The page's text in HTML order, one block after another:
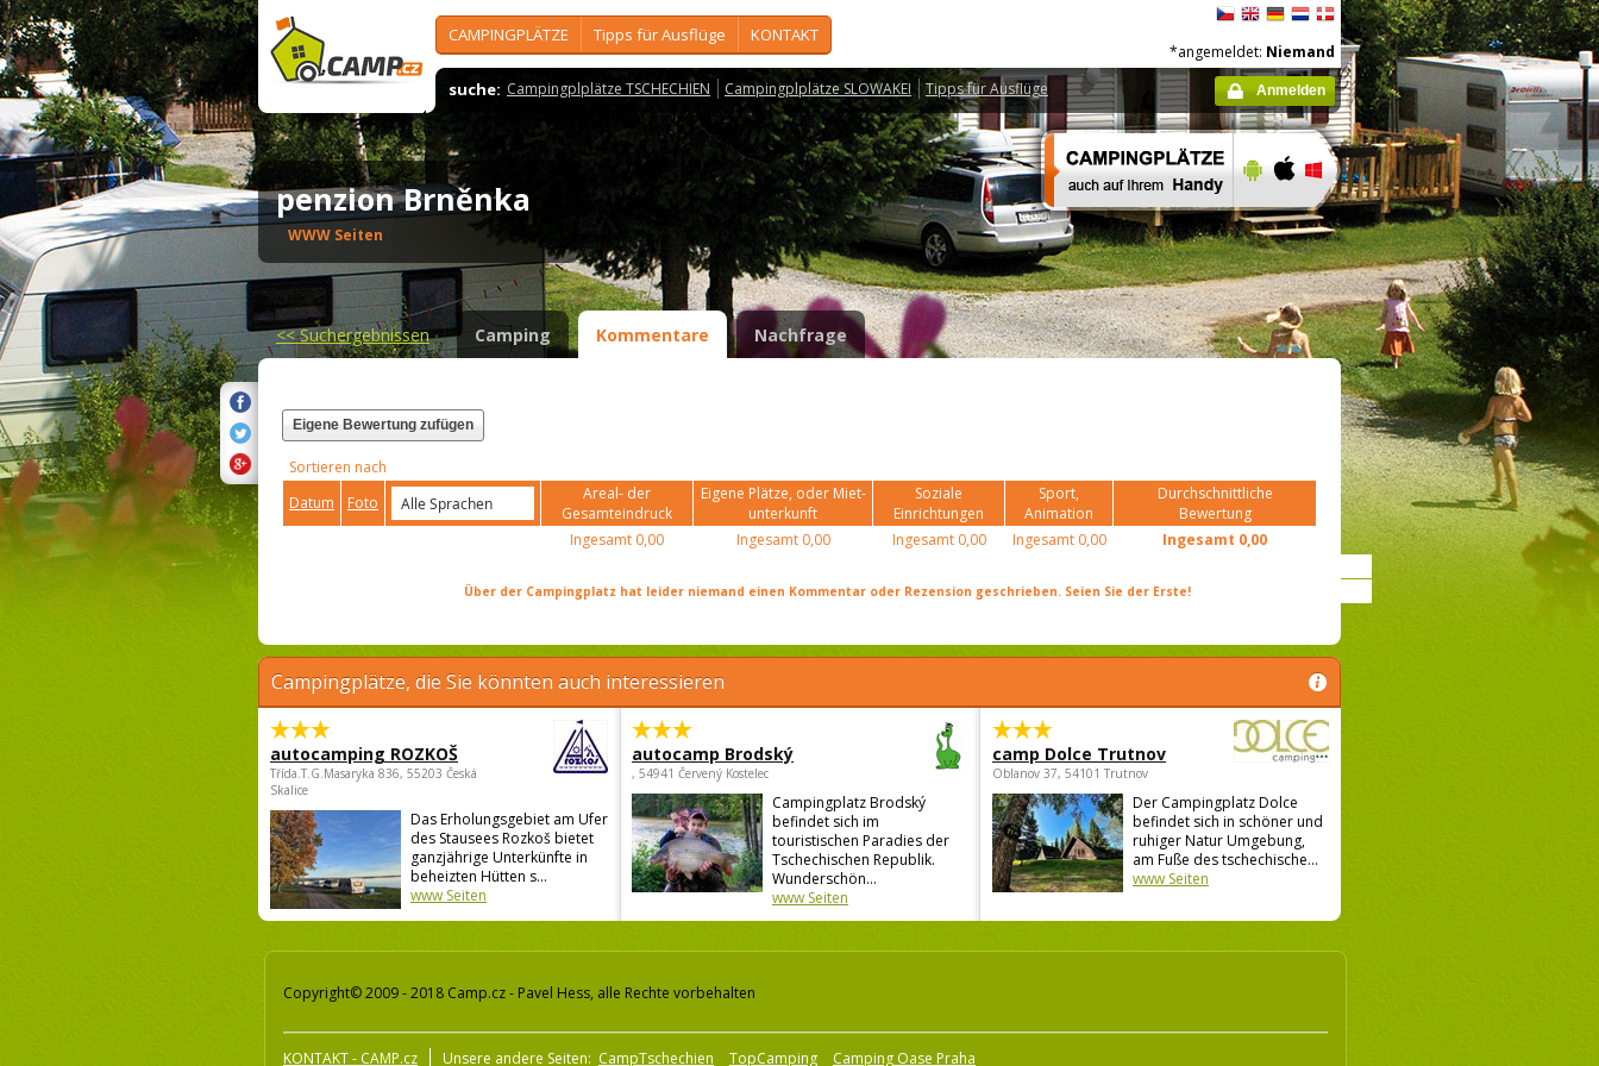
CAMPINGPLÄTZE Tipps für Ausflüge KONTAKT
suche: Campingplplätze TSCHECHIEN Campingplplätze SLOWAKEI Tipps für Ausflüge
*angemeldet: Niemand
Anmelden
penzion Brněnka
WWW Seiten
<<Suchergebnissen Camping Kommentare Nachfrage
Eigene Bewertung zufügen
Sortieren nach
Datum
Foto
Areal- der
Gesamteindruck
Eigene Plätze, oder Miet-
unterkunft
Soziale
Einrichtungen
Sport,
Animation
Durchschnittliche
Bewertung
Ingesamt 0,00 Ingesamt0,00 Ingesamt0,00 Ingesamt0,00 Ingesamt 0,00
Über der Campingplatz hat leider niemand einen Kommentar oder Rezension geschrieben. Seien Sie der Erste!
Campingplätze, die Sie könnten auch interessieren
autocamping ROZKOŠ
Třída.T.G.Masaryka 836, 55203 Česká
Skalice
Das Erholungsgebiet am Ufer
des Stausees Rozkoš bietet
ganzjährige Unterkünfte in
beheizten Hütten s...
www Seiten
autocamp Brodský
, 54941 Červený Kostelec
Campingplatz Brodský
befindet sich im
touristischen Paradies der
Tschechischen Republik.
Wunderschön...
www Seiten
camp Dolce Trutnov
Oblanov 37, 54101 Trutnov
Der Campingplatz Dolce
befindet sich in schöner und
ruhiger Natur Umgebung,
am Fuße des tschechische...
www Seiten
Copyright© 2009 - 2018 Camp.cz - Pavel Hess, alle Rechte vorbehalten
KONTAKT - CAMP.cz Unsere andere Seiten: CampTschechien TopCamping Camping Oase Praha